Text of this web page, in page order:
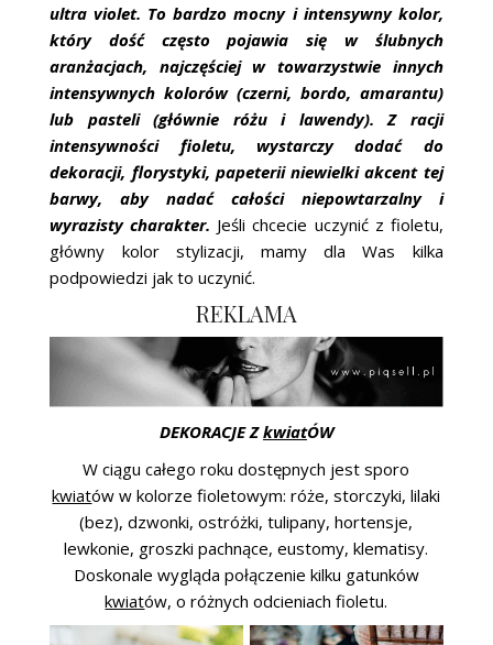
ŚLUBNE STYLE
MAGAZYNY
ARCHIWUM
ultra violet. To bardzo mocny i intensywny kolor,
który dość często pojawia się w ślubnych
aranżacjach, najczęściej w towarzystwie innych
intensywnych kolorów (czerni, bordo, amarantu)
lub pasteli (głównie różu i lawendy). Z racji
intensywności fioletu, wystarczy dodać do
dekoracji, florystyki, papeterii niewielki akcent tej
barwy, aby nadać całości niepowtarzalny i
wyrazisty charakter. Jeśli chcecie uczynić z fioletu,
główny kolor stylizacji, mamy dla Was kilka
podpowiedzi jak to uczynić.
REKLAMA
DEKORACJE ZkwiatÓW
W ciągu całego roku dostępnych jest sporo
kwiatów w kolorze fioletowym: róże, storczyki, lilaki
(bez), dzwonki, ostróżki, tulipany, hortensje,
lewkonie, groszki pachnące, eustomy, klematisy.
Doskonale wygląda połączenie kilku gatunków
kwiatów, o różnych odcieniach fioletu.